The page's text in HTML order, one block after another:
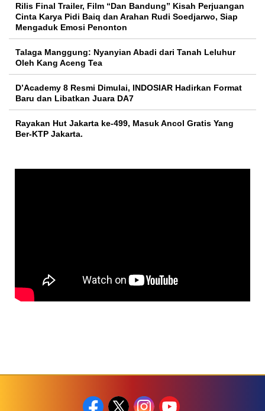
Rilis Final Trailer, Film “Dan Bandung” Kisah Perjuangan
Cinta Karya Pidi Baiq dan Arahan Rudi Soedjarwo, Siap
Mengaduk Emosi Penonton
Talaga Manggung: Nyanyian Abadi dari Tanah Leluhur
Oleh Kang Aceng Tea
D’Academy 8 Resmi Dimulai, INDOSIAR Hadirkan Format
Baru dan Libatkan Juara DA7
Rayakan Hut Jakarta ke-499, Masuk Ancol Gratis Yang
Ber-KTP Jakarta.